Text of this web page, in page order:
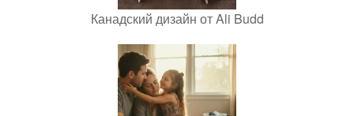
Канадский дизайн от Ali Budd